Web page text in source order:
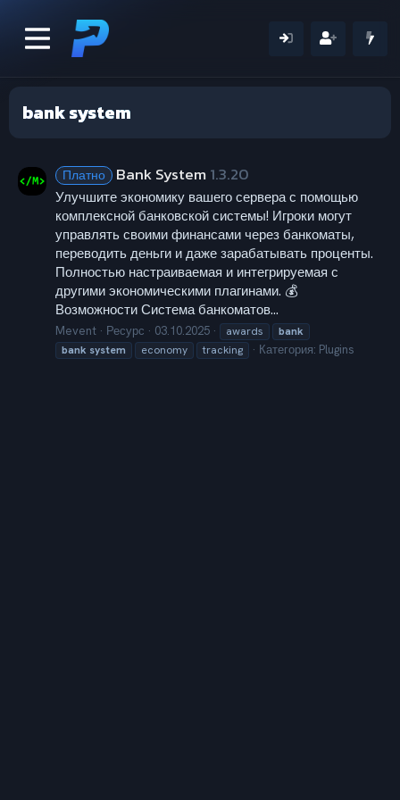
bank system
Платно Bank System1.3.20
Улучшите экономику вашего сервера с помощью
комплексной банковской системы! Игроки могут
управлять своими финансами через банкоматы,
переводить деньги и даже зарабатывать проценты.
Полностью настраиваемая и интегрируемая с
другими экономическими плагинами. 💰
Возможности Система банкоматов...
Mevent Ресурс 03.10.2025 awards
bank
bank system economy tracking Категория: Plugins